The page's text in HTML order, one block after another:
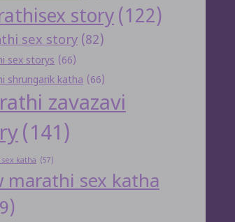
story (122)
sex story (82)
sex storys (66)
shrungarik katha (66)
zavazavi
(141)
katha (57)
marathi sex katha